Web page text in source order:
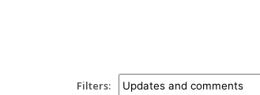
Filters: